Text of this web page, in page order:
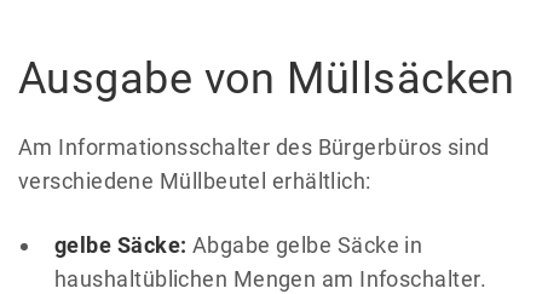
Ausgabe von Müllsäcken
Am Informationsschalter des Bürgerbüros sind
verschiedene Müllbeutel erhältlich:
gelbe Säcke: Abgabe gelbe Säcke in
haushaltüblichen Mengen am Infoschalter.